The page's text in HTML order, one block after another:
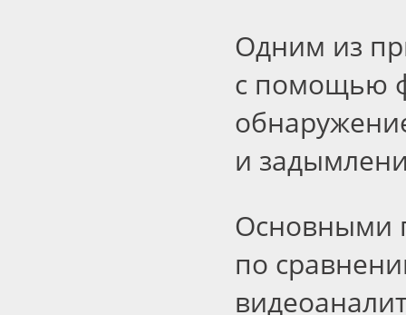
Одним из
с помощью
и
Основными
по